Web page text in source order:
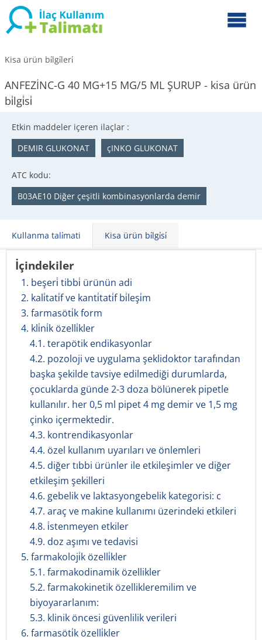
Kisa ürün bi̇lgi̇leri̇
ANFEZİNC-G 40 MG+15 MG/5 ML ŞURUP - kisa ürün
bi̇lgi̇si̇
Etkin maddeler içeren ilaçlar :
DEMIR GLUKONAT
çINKO GLUKONAT
ATC kodu:
B03AE10 Diğer çeşitli kombinasyonlarda demir
Kullanma tali̇mati Kisa ürün bi̇lgi̇si̇
İçindekiler
1. beşeri̇ tibbi̇ ürünün adi
2. kali̇tati̇f ve kanti̇tati̇f bi̇leşi̇m
3. farmasöti̇k form
4. kli̇ni̇k özelli̇kler
4.1. terapötik endikasyonlar
4.2. pozoloji ve uygulama şeklidoktor tarafından
başka şekilde tavsiye edilmediği durumlarda,
çocuklarda günde 2-3 doza bölünerek pipetle
kullanılır. her 0,5 ml pipet 4 mg demir ve 1,5 mg
çinko içermektedir.
4.3. kontrendikasyonlar
4.4. özel kullanım uyarıları ve önlemleri
4.5. diğer tıbbi ürünler ile etkileşimler ve diğer
etkileşim şekilleri
4.6. gebelik ve laktasyongebelik kategorisi: c
4.7. araç ve makine kullanımı üzerindeki etkileri
4.8. i̇stenmeyen etkiler
4.9. doz aşımı ve tedavisi
5. farmakoloji̇k özelli̇kler
5.1. farmakodinamik özellikler
5.2. farmakokinetik özellikleremilim ve
biyoyararlanım:
5.3. klinik öncesi güvenlilik verileri
6. farmasöti̇k özelli̇kler